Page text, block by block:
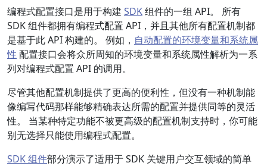
编程式配置接口是用于构建 SDK组件的一组 API。 所有
SDK 组件都拥有编程式配置 API，并且其他所有配置机制都
是基于此 API 构建的。 例如， 自动配置的环境变量和系统属
性 配置接口会将众所周知的环境变量和系统属性解析为一系
列对编程式配置 API 的调用。
尽管其他配置机制提供了更高的便利性，但没有一种机制能
像编写代码那样能够精确表达所需的配置并提供同等的灵活
性。 当某种特定功能不被更高级的配置机制支持时，你可能
别无选择只能使用编程式配置。
SDK 组件部分演示了适用于 SDK 关键用户交互领域的简单